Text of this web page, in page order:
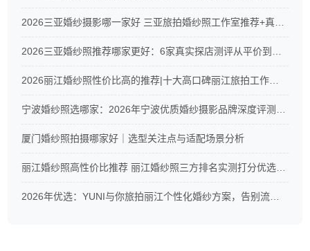
厦门婚纱照拍摄哪家好｜选型关注点与适配场景分析